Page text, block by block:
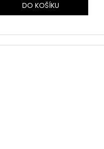
DO KOŠÍKU